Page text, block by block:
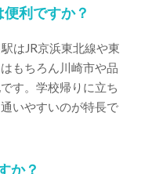
利ですか？
はJR京浜東北線や東
もちろん川崎市や品
す。学校帰りに立ち
いやすいのが特長で
か？